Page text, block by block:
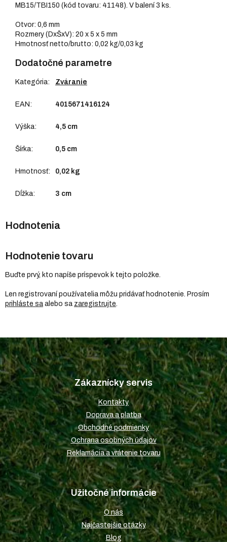
MB15/TBI150 (kód tovaru: 41148). V balení 3 ks.
Otvor: 0,6 mm
Rozmery (DxŠxV): 20 x 5 x 5 mm
Hmotnosť netto/brutto: 0,02 kg/0,03 kg
Dodatočné parametre
Kategória: Zváranie
EAN : 4015671416124
Výška: 4,5 cm
Šírka: 0,5 cm
Hmotnosť: 0,02 kg
Dĺžka: 3 cm
Hodnotenie tovaru
Buďte prvý, kto napíše príspevok k tejto položke.
Len registrovaní používatelia môžu pridávať hodnotenie. Prosím
prihláste sa alebo sa zaregistrujte
Z
á
p
ä
t
i
e
Zákaznícky servis
Kontakty
Doprava a platba
Obchodné podmienky
Ochrana osobných údajov
Reklamácia a vrátenie tovaru
Užitočné informácie
O nás
Najčastejšie otázky
Blog